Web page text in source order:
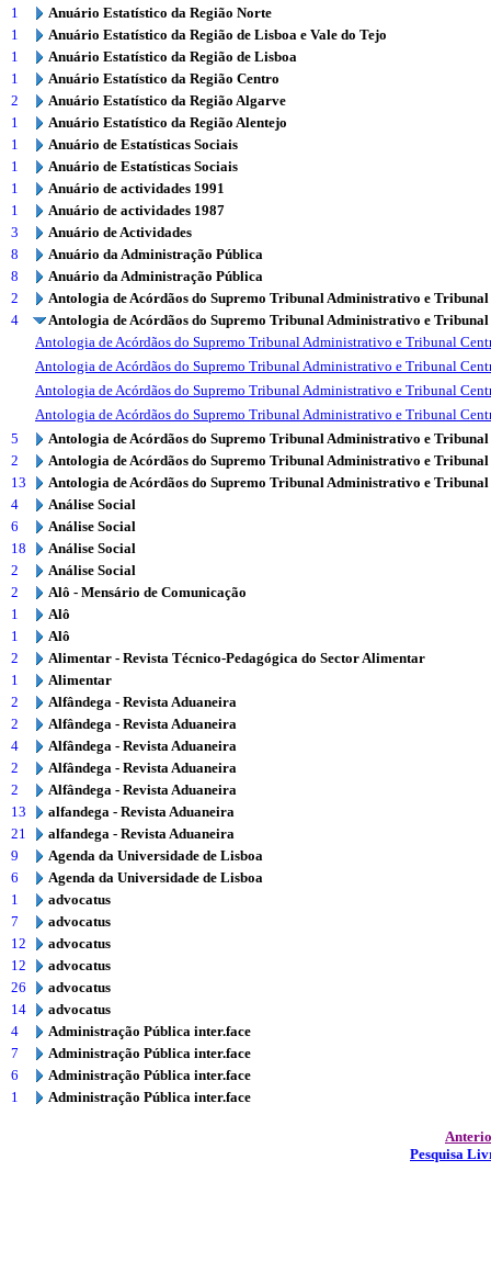
1
Anuário Estatístico da Região Norte
1
Anuário Estatístico da Região de Lisboa e Vale do Tejo
1
Anuário Estatístico da Região de Lisboa
1
Anuário Estatístico da Região Centro
2
Anuário Estatístico da Região Algarve
1
Anuário Estatístico da Região Alentejo
1
Anuário de Estatísticas Sociais
1
Anuário de Estatísticas Sociais
1
Anuário de actividades 1991
1
Anuário de actividades 1987
3
Anuário de Actividades
8
Anuário da Administração Pública
8
Anuário da Administração Pública
2
Antologia de Acórdãos do Supremo Tribunal Administrativo e
4
Antologia de Acórdãos do Supremo Tribunal Administrativo e
Antologia de Acórdãos do Supremo Tribunal Administrativo e Tribunal
Antologia de Acórdãos do Supremo Tribunal Administrativo e Tribunal
Antologia de Acórdãos do Supremo Tribunal Administrativo e Tribunal
Antologia de Acórdãos do Supremo Tribunal Administrativo e Tribunal
5
Antologia de Acórdãos do Supremo Tribunal Administrativo e
2
Antologia de Acórdãos do Supremo Tribunal Administrativo e
13
Antologia de Acórdãos do Supremo Tribunal Administrativo e
4
Análise Social
6
Análise Social
18
Análise Social
2
Análise Social
2
Alô - Mensário de Comunicação
1
Alô
1
Alô
2
Alimentar - Revista Técnico-Pedagógica do Sector Alimentar
1
Alimentar
2
Alfândega - Revista Aduaneira
2
Alfândega - Revista Aduaneira
4
Alfândega - Revista Aduaneira
2
Alfândega - Revista Aduaneira
2
Alfândega - Revista Aduaneira
13
alfandega - Revista Aduaneira
21
alfandega - Revista Aduaneira
9
Agenda da Universidade de Lisboa
6
Agenda da Universidade de Lisboa
1
advocatus
7
advocatus
12
advocatus
12
advocatus
26
advocatus
14
advocatus
4
Administração Pública inter.face
7
Administração Pública inter.face
6
Administração Pública inter.face
1
Administração Pública inter.face
Pesquisa